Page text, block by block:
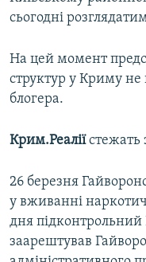
сьогодні
На цей момент
структур у Криму
блогера.
Крим.Реаліїстежать
26 березня
у вживанні
дня підконтрольний
заарештував